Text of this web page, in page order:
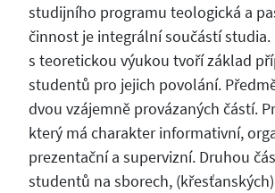
studijního programu teologická a
činnost je integrální součástí studia.
s teoretickou výukou tvoří základ
studentů pro jejich povolání.
dvou vzájemně provázaných částí.
který má charakter informativní,
prezentační a supervizní. Druhou
studentů na sborech,